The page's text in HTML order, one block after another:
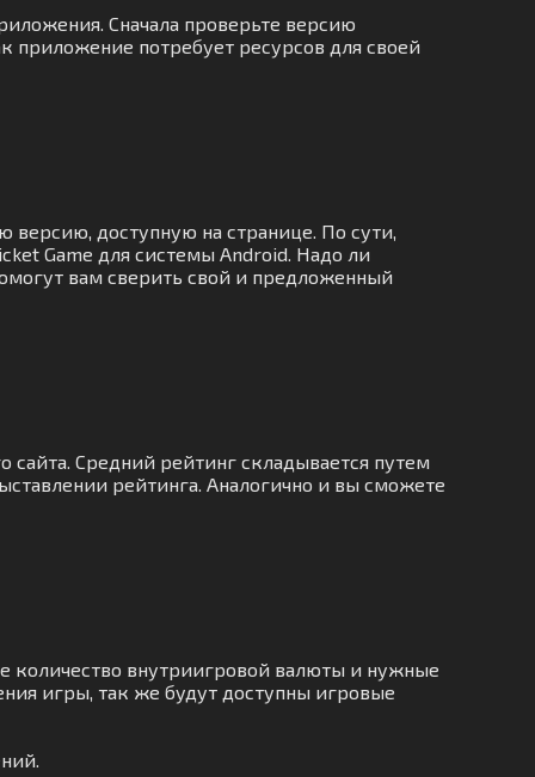
Сначала проверьте версию
приложение потребует ресурсов для своей
версию, доступную на странице. По сути,
Game для системы Android. Надо ли
вам сверить свой и предложенный
Средний рейтинг складывается путем
рейтинга. Аналогично и вы сможете
количество внутриигровой валюты и нужные
игры, так же будут доступны игровые